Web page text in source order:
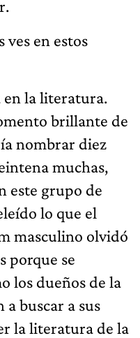
en estos
la literatura.
brillante de
nombrar diez
muchas,
este grupo de
lo que el
masculino olvidó
porque se
los dueños de la
buscar a sus
la literatura de la